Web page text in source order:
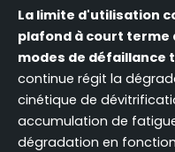
La limite d'utilisation
plafond à court terme
modes de
continue régit la
cinétique de
accumulation de
dégradation en